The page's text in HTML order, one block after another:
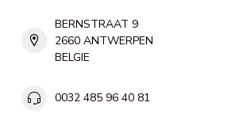
BERNSTRAAT 9
2660 ANTWERPEN
BELGIE
0032 485 96 40 81